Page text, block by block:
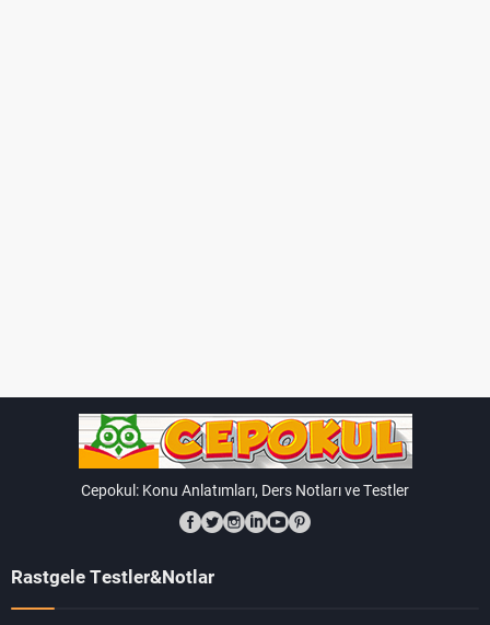
Cepokul: Konu Anlatımları, Ders Notları ve Testler
Rastgele Testler&Notlar